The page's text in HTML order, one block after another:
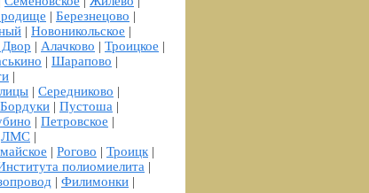
| Березнецово |
| Новоникольское |
| Алачково | Троицкое |
| Шарапово |
|
| Середниково |
Бордуки | Пустоша |
| Петровское |
ЛМС |
| Рогово | Троицк |
полиомиелита |
| Филимонки |